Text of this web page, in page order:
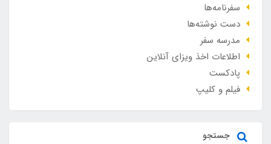
سفرنامه‌ها
دست نوشته‌ها
مدرسه سفر
اطلاعات اخذ ویزای آنلاین
پادکست
فیلم و کلیپ
جستجو